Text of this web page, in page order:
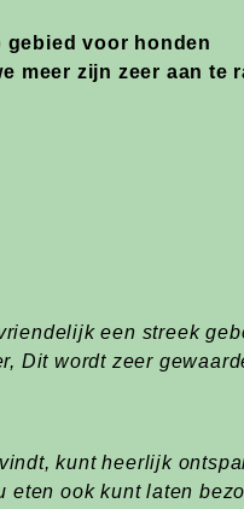
gebied voor honden
meer zijn zeer aan te
een streek
Dit wordt zeer
kunt heerlijk
ook kunt laten